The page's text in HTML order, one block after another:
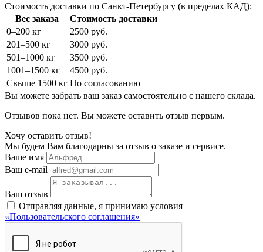
Стоимость доставки по Санкт-Петербургу (в пределах КАД):
Вес заказа
Стоимость доставки
0–200 кг
2500 руб.
201–500 кг
3000 руб.
501–1000 кг
3500 руб.
1001–1500 кг
4500 руб.
Свыше 1500 кг По согласованию
Вы можете забрать ваш заказ самостоятельно с нашего склада.
Отзывов пока нет. Вы можете оставить отзыв первым.
Хочу оставить отзыв!
Мы будем Вам благодарны за отзыв о заказе и сервисе.
Ваше имя
Ваш e-mail
Ваш отзыв
Отправляя данные, я принимаю условия
«Пользовательского соглашения»